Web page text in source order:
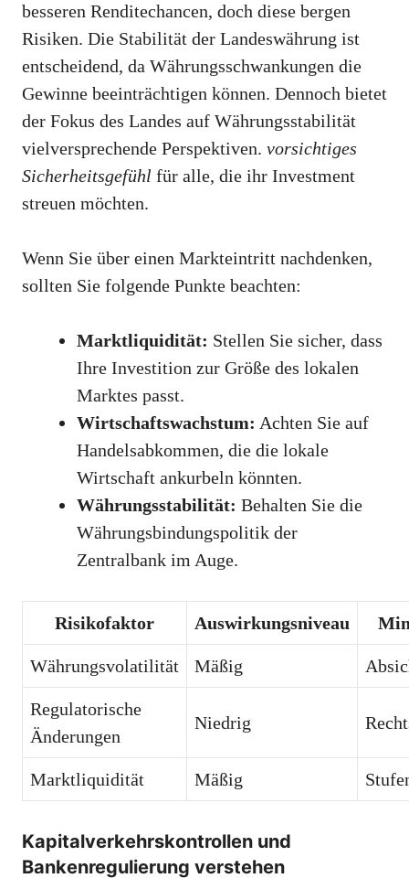
besseren Renditechancen, doch diese bergen
Risiken. Die Stabilität der Landeswährung ist
entscheidend, da Währungsschwankungen die
Gewinne beeinträchtigen können. Dennoch bietet
der Fokus des Landes auf Währungsstabilität
vielversprechende Perspektiven. vorsichtiges
Sicherheitsgefühl für alle, die ihr Investment
streuen möchten.
Wenn Sie über einen Markteintritt nachdenken,
sollten Sie folgende Punkte beachten:
Marktliquidität: Stellen Sie sicher, dass
Ihre Investition zur Größe des lokalen
Marktes passt.
Wirtschaftswachstum: Achten Sie auf
Handelsabkommen, die die lokale
Wirtschaft ankurbeln könnten.
Währungsstabilität: Behalten Sie die
Währungsbindungspolitik der
Zentralbank im Auge.
Risikofaktor Auswirkungsniveau
Währungsvolatilität Mäßig
Regulatorische
Änderungen
Niedrig
Marktliquidität Mäßig
Kapitalverkehrskontrollen und
Bankenregulierung verstehen